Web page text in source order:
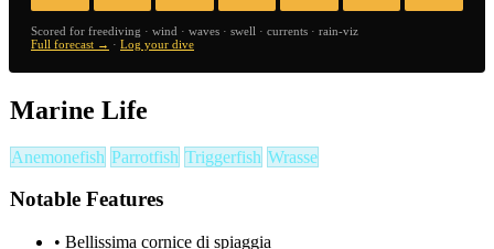
Scored for freediving · wind · waves · swell · currents · rain-viz
Full forecast → · Log your dive
Marine Life
Anemonefish Parrotfish Triggerfish Wrasse
Notable Features
• Bellissima cornice di spiaggia